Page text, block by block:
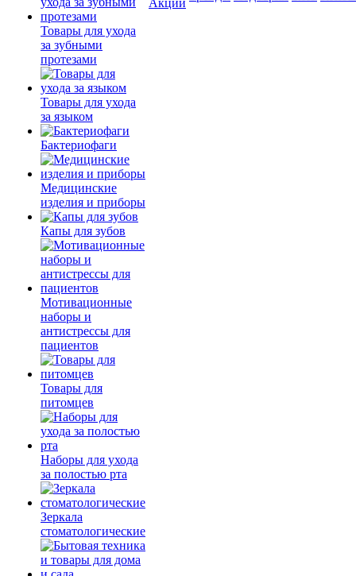
Товары для ухода
за зубными
протезами
Товары для ухода
за языком
Бактериофаги
Медицинские
изделия и приборы
Капы для зубов
Мотивационные
наборы и
антистрессы для
пациентов
Товары для
питомцев
Наборы для ухода
за полостью рта
Зеркала
стоматологические
Акции